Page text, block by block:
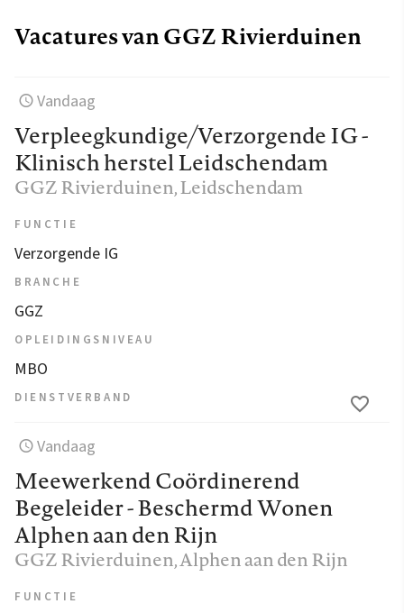
Vacatures van GGZ Rivierduinen
Vandaag
Verpleegkundige/Verzorgende IG -
Klinisch herstel Leidschendam
GGZ Rivierduinen, Leidschendam
FUNCTIE
Verzorgende IG
BRANCHE
GGZ
OPLEIDINGSNIVEAU
MBO
DIENSTVERBAND
Vandaag
Meewerkend Coördinerend
Begeleider - Beschermd Wonen
Alphen aan den Rijn
GGZ Rivierduinen, Alphen aan den Rijn
FUNCTIE